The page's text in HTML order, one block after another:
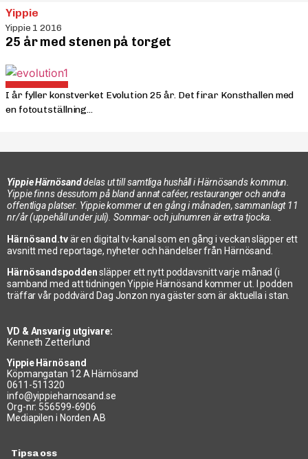
Yippie
Yippie 1 2016
25 år med stenen på torget
I år fyller konstverket Evolution 25 år. Det firar Konsthallen med
en fotoutställning...
Yippie Härnösanddelas ut till samtliga hushåll i Härnösands kommun.
Yippie finns dessutom på bland annat caféer, restauranger och andra
offentliga platser. Yippie kommer ut en gång i månaden, sammanlagt 11
nr/år (uppehåll under juli). Sommar- och julnumren är extra tjocka.
Härnösand.tvär en digital tv-kanal som en gång i veckan släpper ett
avsnitt med reportage, nyheter och händelser från Härnösand.
Härnösandspoddensläpper ett nytt poddavsnitt varje månad (i
samband med att tidningen Yippie Härnösand kommer ut. I podden
träffar vår poddvärd Dag Jonzon nya gäster som är aktuella i stan.
VD & Ansvarig utgivare:
Kenneth Zetterlund
Yippie Härnösand
Köpmangatan 12 A Härnösand
0611-511320
info@yippieharnosand.se
Org-nr: 556599-6906
Mediapilen i Norden AB
Tipsa oss